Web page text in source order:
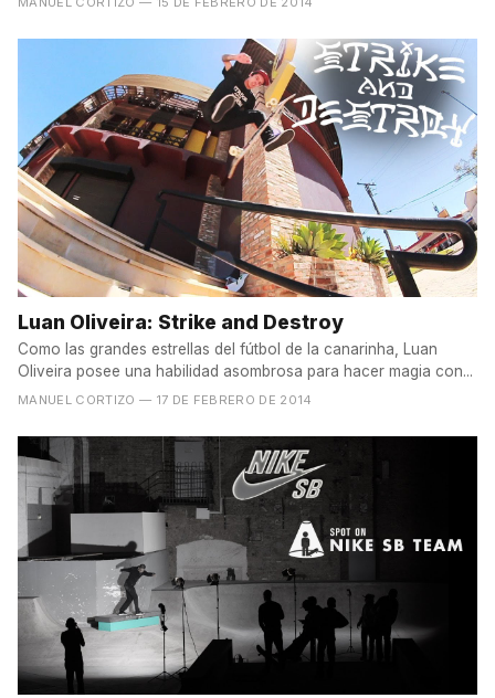
Luan Oliveira: Strike and Destroy
Como las grandes estrellas del fútbol de la canarinha, Luan
Oliveira posee una habilidad asombrosa para hacer magia con...
MANUEL CORTIZO — 17 DE FEBRERO DE 2014